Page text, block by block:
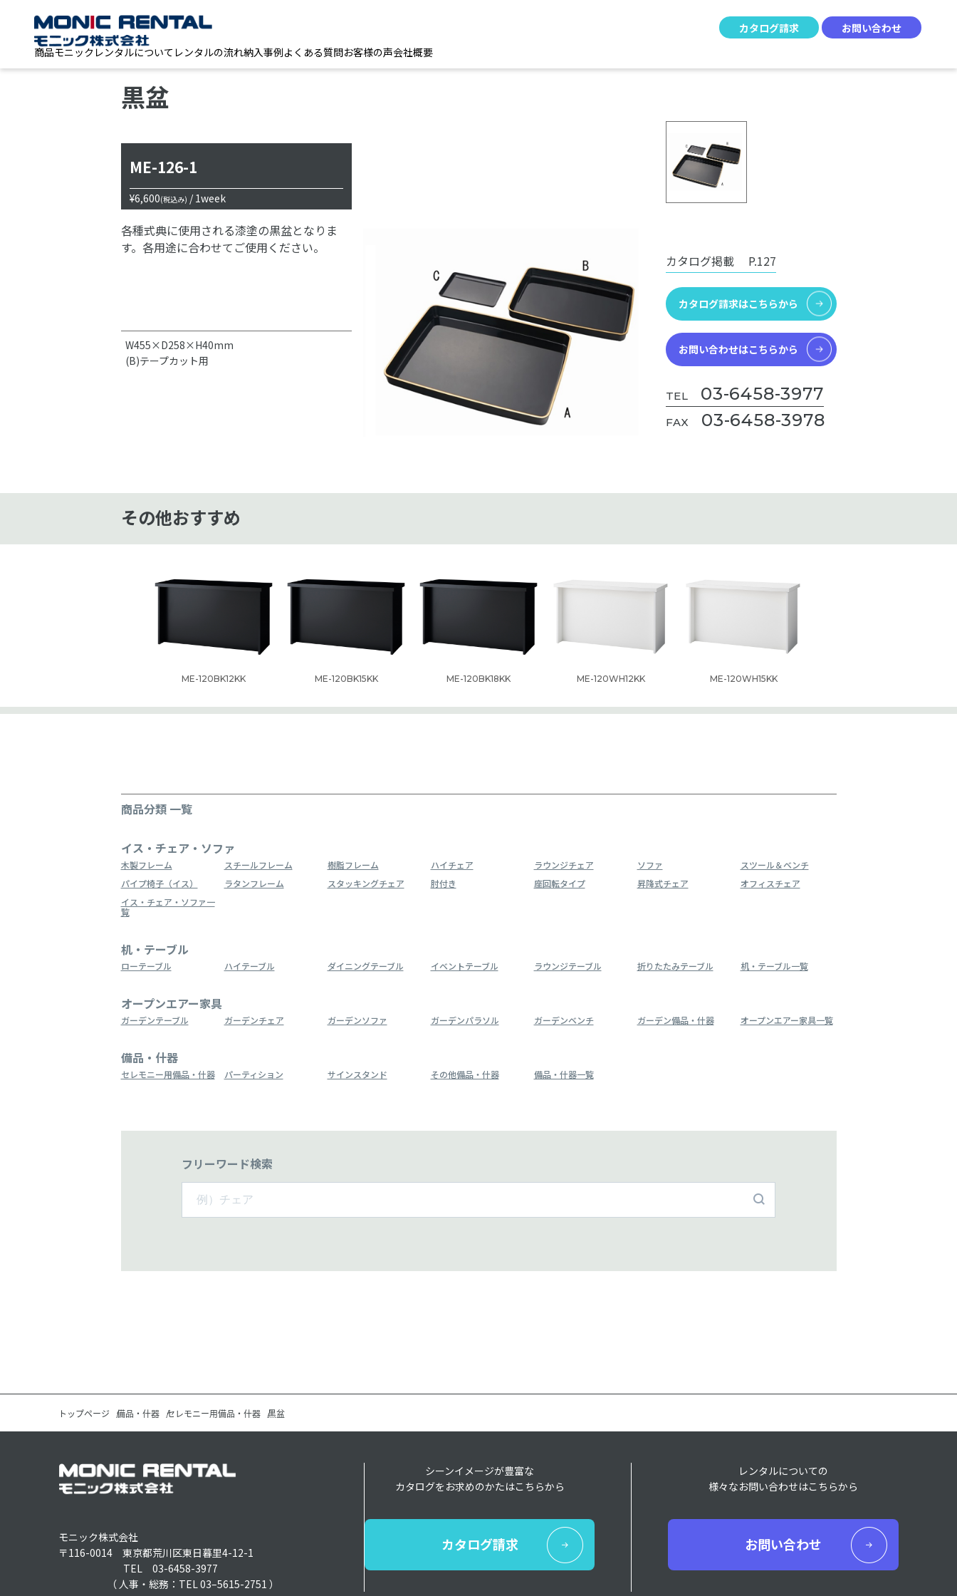
カタログ請求
お問い合わせ
商品モニックレンタルについて レンタルの流れ納入事例よくある質問お客様の声会社概要
黒盆
ME-126-1
¥6,600(税込み) / 1week
各種式典に使用される漆塗の黒盆となりま
す。各用途に合わせてご使用ください。
W455×D258×H40mm
(B)テープカット用
カタログ掲載 P.127
カタログ請求はこちらから
お問い合わせはこちらから
TEL 03-6458-3977
FAX 03-6458-3978
その他おすすめ
ME-120BK12KK ME-120BK15KK ME-120BK18KK ME-120WH12KK ME-120WH15KK
商品分類 一覧
イス・チェア・ソファ
木製フレーム スチールフレーム 樹脂フレーム ハイチェア ラウンジチェア ソファ
スツール＆ベンチ
パイプ椅子（イス）
ラタンフレーム スタッキングチェア 肘付き 座回転タイプ 昇降式チェア
オフィスチェア
イス・チェア・ソファ一
覧
机・テーブル
ローテーブル ハイテーブル ダイニングテーブル イベントテーブル ラウンジテーブル 折りたたみテーブル 机・テーブル一覧
オープンエアー家具
ガーデンテーブル ガーデンチェア ガーデンソファ ガーデンパラソル ガーデンベンチ ガーデン備品・什器 オープンエアー家具一覧
備品・什器
セレモニー用備品・什器 パーティション サインスタンド その他備品・什器 備品・什器一覧
フリーワード検索
トップページ 備品・什器 セレモニー用備品・什器 黒盆
モニック株式会社
〒116-0014 東京都荒川区東日暮里4-12-1
TEL 03-6458-3977
（ 人事・総務：TEL 03–5615-2751 ）
シーンイメージが豊富な
カタログをお求めのかたはこちらから
カタログ請求
レンタルについての
様々なお問い合わせはこちらから
お問い合わせ